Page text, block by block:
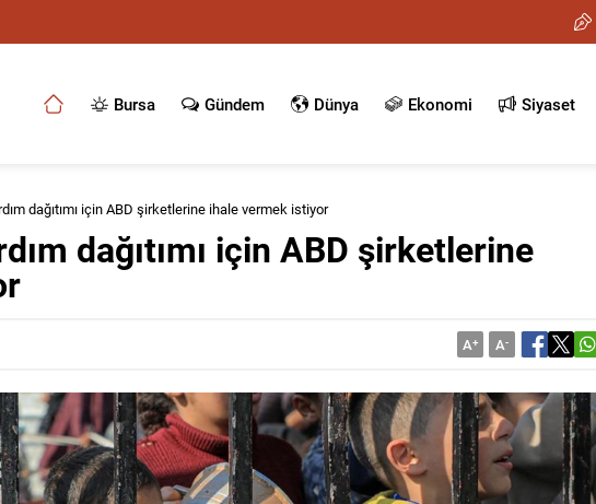
Bursa Gündem Dünya Ekonomi Siyaset
dağıtımı için ABD şirketlerine ihale vermek istiyor
dağıtımı için ABD şirketlerine
A+ A-